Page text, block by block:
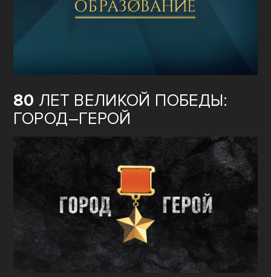
80 ЛЕТ ВЕЛИКОЙ ПОБЕДЫ:
ГОРОД–ГЕРОЙ